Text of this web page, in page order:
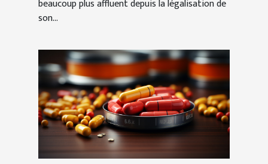
beaucoup plus affluent depuis la légalisation de
son...